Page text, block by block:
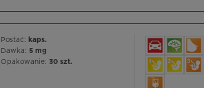
Postać: kaps.
Dawka: 5 mg
Opakowanie: 30 szt.